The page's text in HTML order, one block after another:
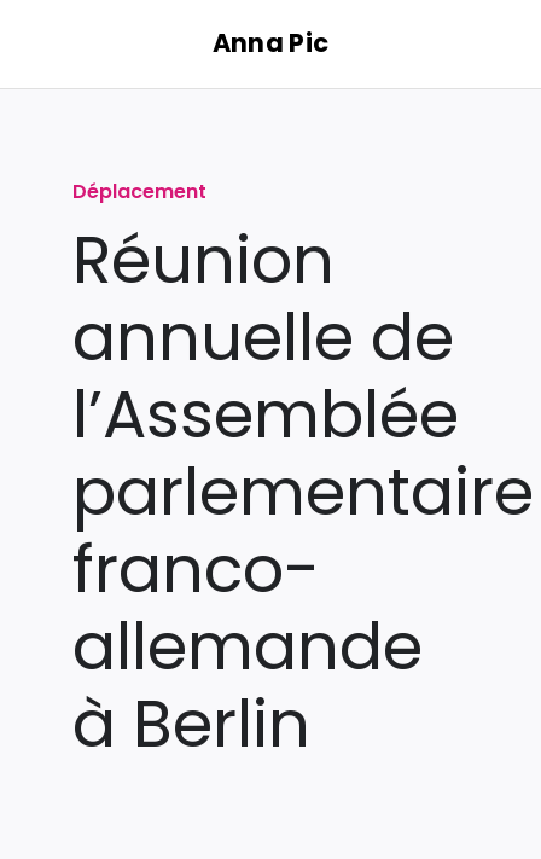
contenu
Anna Pic
Déplacement
Réunion
annuelle de
l’Assemblée
parlementaire
franco-
allemande
à Berlin